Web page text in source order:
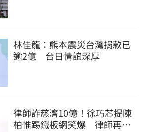
林佳龍：熊本震災台灣捐款已
逾2億 台日情誼深厚
律師詐慈濟10億！徐巧芯提陳
柏惟踢鐵板網笑爆 律師再曬1